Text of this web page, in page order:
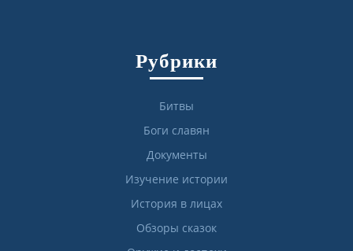
Рубрики
Битвы
Боги славян
Документы
Изучение истории
История в лицах
Обзоры сказок